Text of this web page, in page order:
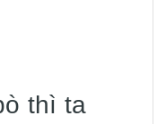
thì ta